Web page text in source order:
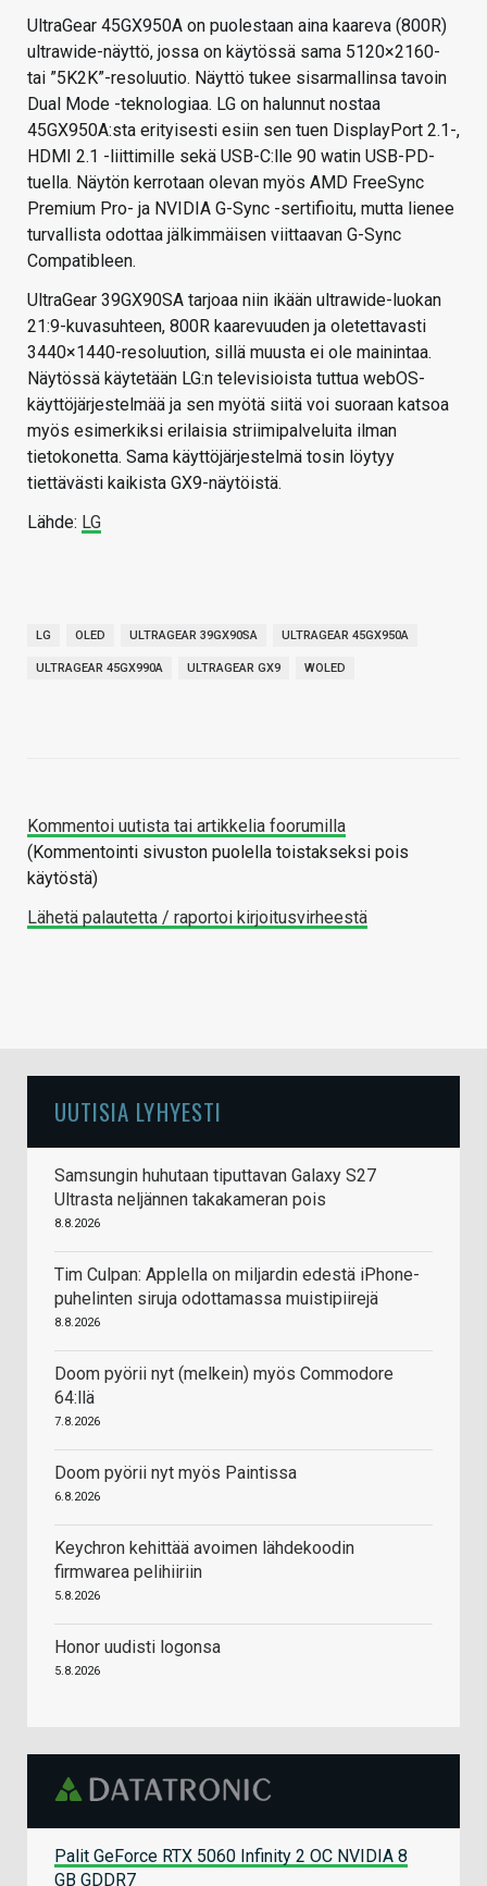
UltraGear 45GX950A on puolestaan aina kaareva (800R)
ultrawide-näyttö, jossa on käytössä sama 5120×2160-
tai ”5K2K”-resoluutio. Näyttö tukee sisarmallinsa tavoin
Dual Mode -teknologiaa. LG on halunnut nostaa
45GX950A:sta erityisesti esiin sen tuen DisplayPort 2.1-,
HDMI 2.1 -liittimille sekä USB-C:lle 90 watin USB-PD-
tuella. Näytön kerrotaan olevan myös AMD FreeSync
Premium Pro- ja NVIDIA G-Sync -sertifioitu, mutta lienee
turvallista odottaa jälkimmäisen viittaavan G-Sync
Compatibleen.
UltraGear 39GX90SA tarjoaa niin ikään ultrawide-luokan
21:9-kuvasuhteen, 800R kaarevuuden ja oletettavasti
3440×1440-resoluution, sillä muusta ei ole mainintaa.
Näytössä käytetään LG:n televisioista tuttua webOS-
käyttöjärjestelmää ja sen myötä siitä voi suoraan katsoa
myös esimerkiksi erilaisia striimipalveluita ilman
tietokonetta. Sama käyttöjärjestelmä tosin löytyy
tiettävästi kaikista GX9-näytöistä.
Lähde: LG
LG OLED ULTRAGEAR 39GX90SA ULTRAGEAR 45GX950A
ULTRAGEAR 45GX990A ULTRAGEAR GX9 WOLED
Kommentoi uutista tai artikkelia foorumilla
(Kommentointi sivuston puolella toistakseksi pois
käytöstä)
Lähetä palautetta / raportoi kirjoitusvirheestä
UUTISIA LYHYESTI
Samsungin huhutaan tiputtavan Galaxy S27
Ultrasta neljännen takakameran pois
8.8.2026
Tim Culpan: Applella on miljardin edestä iPhone-
puhelinten siruja odottamassa muistipiirejä
8.8.2026
Doom pyörii nyt (melkein) myös Commodore
64:llä
7.8.2026
Doom pyörii nyt myös Paintissa
6.8.2026
Keychron kehittää avoimen lähdekoodin
firmwarea pelihiiriin
5.8.2026
Honor uudisti logonsa
5.8.2026
Palit GeForce RTX 5060 Infinity 2 OC NVIDIA 8
GB GDDR7